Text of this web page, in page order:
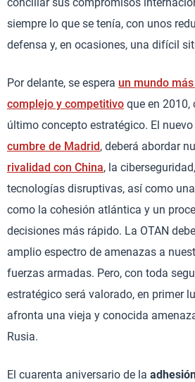
siempre lo que se tenía, con unos
defensa y, en ocasiones, una difícil
Por delante, se espera un mundo
complejo y competitivo que en 2010,
último concepto estratégico. El nuevo
cumbre de Madrid, deberá abordar
rivalidad con China, la
tecnologías disruptivas, así como
como la cohesión atlántica y un
decisiones más rápido. La OTAN
amplio espectro de amenazas a
fuerzas armadas. Pero, con toda
estratégico será valorado, en primer
afronta una vieja y conocida
Rusia.
El cuarenta aniversario de la